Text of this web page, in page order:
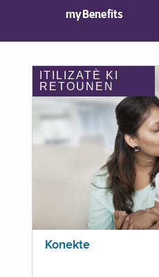
myBenefits
ITILIZATÈ KI
RETOUNEN
Konekte